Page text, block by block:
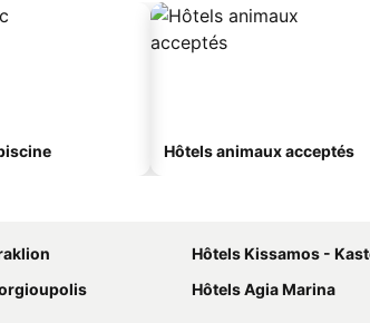
Hôtels animaux acceptés
Hôtels Kissamos -
Hôtels Agia Marina